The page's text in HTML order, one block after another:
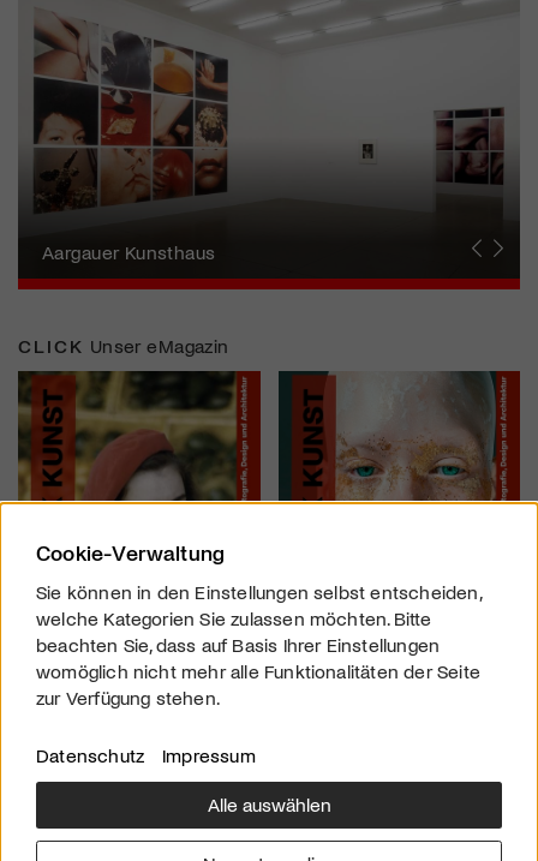
Künstlerin
Aargauer Kunsthaus
Gewerbemuseum Winterthur
Liste Art Fair Basel
Bündner Kunstmuseum
Künstler:innen Portraits
Junge Schweizer Kunst
Vögele Kultur Zentrum
Nidwaldner Museum
Haus für Kunst Uri
CLICK Unser eMagazin
Über uns
Downloads
Impressum
Cookie-Verwaltung
Sie können in den Einstellungen selbst entscheiden,
welche Kategorien Sie zulassen möchten. Bitte
beachten Sie, dass auf Basis Ihrer Einstellungen
womöglich nicht mehr alle Funktionalitäten der Seite
zur Verfügung stehen.
Datenschutz Impressum
Alle auswählen